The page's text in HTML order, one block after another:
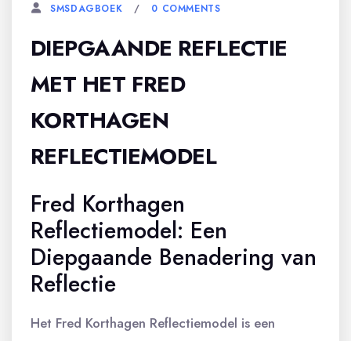
SMSDAGBOEK 0 COMMENTS
DIEPGAANDE REFLECTIE
MET HET FRED
KORTHAGEN
REFLECTIEMODEL
Fred Korthagen
Reflectiemodel: Een
Diepgaande Benadering van
Reflectie
Het Fred Korthagen Reflectiemodel is een